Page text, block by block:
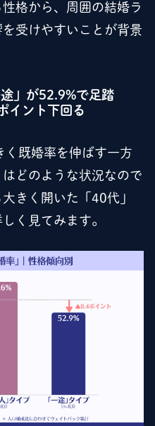
格から、周囲の結婚ラ
受けやすいことが背景
」が52.9%で足踏
イント下回る
く既婚率を伸ばす一方
どのような状況なので
きく開いた「40代」
く見てみます。